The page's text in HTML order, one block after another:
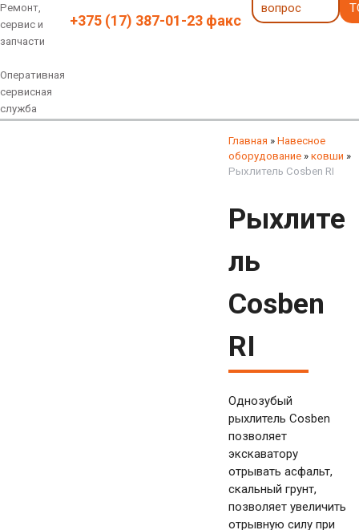
Ремонт,
сервис и
запчасти
Оперативная
сервисная
служба
+375 (17) 387-01-23 факс
вопрос
Главная » Навесное
оборудование » ковши »
Рыхлитель Cosben RI
Рыхлите
ль
Cosben
RI
Однозубый
рыхлитель Cosben
позволяет
экскаватору
отрывать асфальт,
скальный грунт,
позволяет увеличить
отрывную силу при